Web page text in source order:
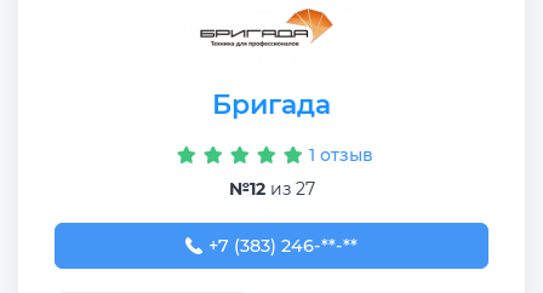
Бригада
1 отзыв
№12из 27
+7 (383) 246-06-35
+7 (383) 246-**-**